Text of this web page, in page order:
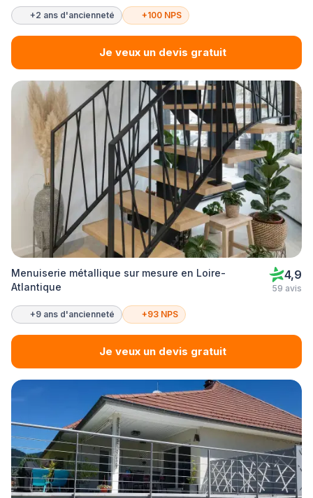
+2 ans d'ancienneté +100 NPS
Je veux un devis gratuit
Menuiserie métallique sur mesure en Loire-
Atlantique
4,9
59 avis
+9 ans d'ancienneté +93 NPS
Je veux un devis gratuit